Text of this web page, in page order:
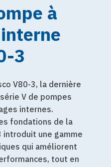
à
3
V80-3, la dernière
V de pompes
internes.
fondations de la
introduit une gamme
qui améliorent
tout en